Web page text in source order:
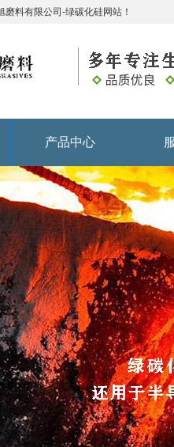
料有限公司-绿碳化硅网站！
产品中心